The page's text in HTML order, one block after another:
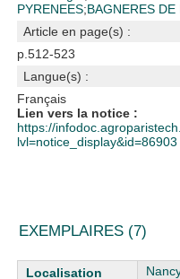
PYRENEES;BAGNERES DE
Article en page(s) :
p.512-523
Langue(s) :
Français
Lien vers la notice :
https://
lvl=notice_display&id=86903
EXEMPLAIRES (7)
Liste des exemplaires